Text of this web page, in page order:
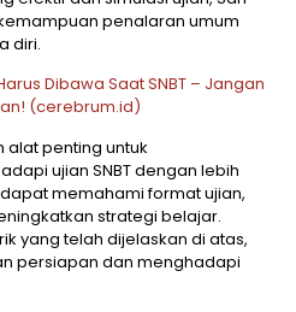
penalaran umum
diri.
Dibawa Saat SNBT – Jangan
(cerebrum.id)
alat penting untuk
ujian SNBT dengan lebih
memahami format ujian,
strategi belajar.
yang telah dijelaskan di atas,
persiapan dan menghadapi